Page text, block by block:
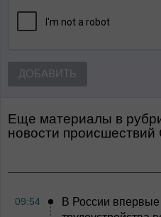
ДОБАВИТЬ
Еще материалы в
Новости
09:54
В России